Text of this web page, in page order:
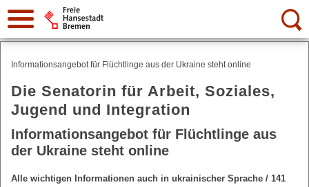
Suche:
Informationsangebot für Flüchtlinge aus der Ukraine steht online
Die Senatorin für Arbeit, Soziales,
Jugend und Integration
Informationsangebot für Flüchtlinge aus
der Ukraine steht online
Alle wichtigen Informationen auch in ukrainischer Sprache / 141